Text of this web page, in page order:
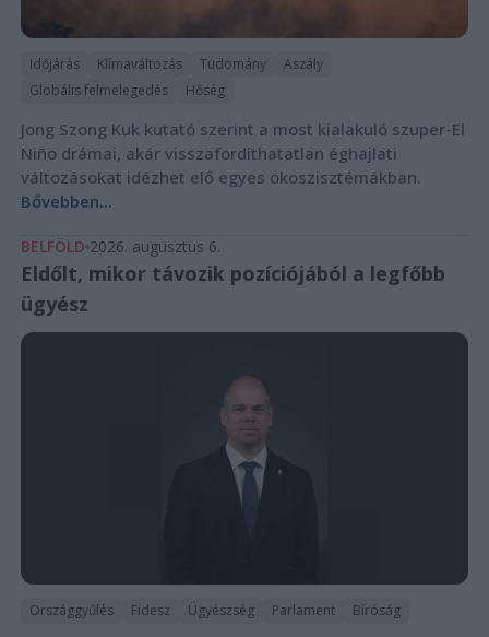
Időjárás Klímaváltozás Tudomány
Aszály
Globális felmelegedés
Hőség
Jong Szong Kuk kutató szerint a most kialakuló szuper-El
Niño drámai, akár visszafordíthatatlan éghajlati
változásokat idézhet elő egyes ökoszisztémákban.
Bővebben...
BELFÖLD 2026. augusztus 6.
Eldőlt, mikor távozik pozíciójából a legfőbb
ügyész
Országgyűlés Fidesz Ügyészség Parlament Bíróság